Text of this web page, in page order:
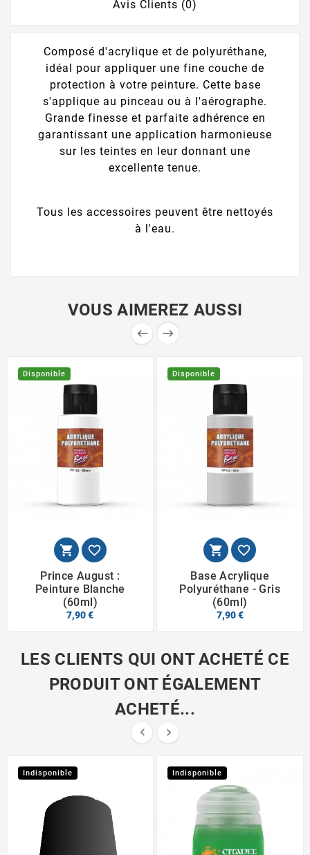
Avis Clients (0)
Composé d'acrylique et de polyuréthane,
idéal pour appliquer une fine couche de
protection à votre peinture. Cette base
s'applique au pinceau ou à l'aérographe.
Grande finesse et parfaite adhérence en
garantissant une application harmonieuse
sur les teintes en leur donnant une
excellente tenue.
Tous les accessoires peuvent être nettoyés
à l'eau.
VOUS AIMEREZ AUSSI
 
Disponible
 
Prince August :
Peinture Blanche
(60ml)
7,90 €
Disponible
 
Base Acrylique
Polyuréthane - Gris
(60ml)
7,90 €
LES CLIENTS QUI ONT ACHETÉ CE
PRODUIT ONT ÉGALEMENT
ACHETÉ...
 
Indisponible Indisponible